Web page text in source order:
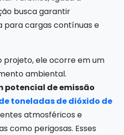
busca garantir
para cargas contínuas e
projeto, ele ocorre em um
ambiental.
de emissão
toneladas de dióxido de
atmosféricos e
como perigosas. Esses